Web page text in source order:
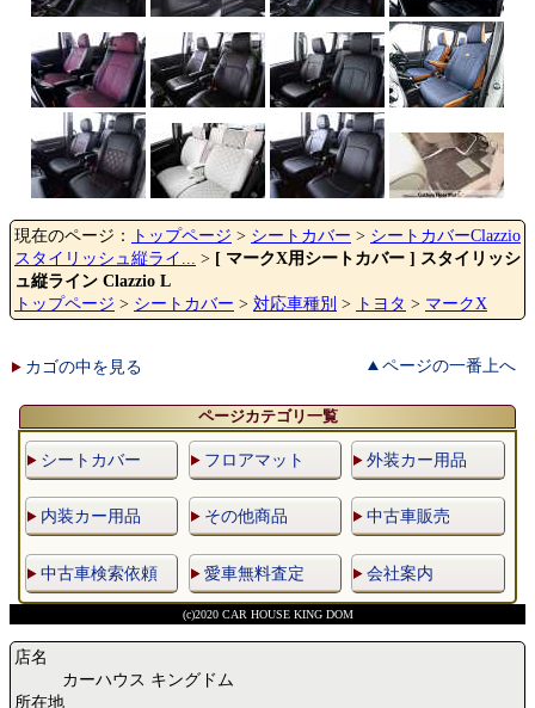
現在のページ： トップページ > シートカバー > シートカバーClazzio
スタイリッシュ縦ライ... > [ マークX用シートカバー ] スタイリッシ
ュ縦ライン Clazzio L
トップページ > シートカバー > 対応車種別 > トヨタ > マークX
カゴの中を見る ページの一番上へ
ページカテゴリ一覧
シートカバー フロアマット 外装カー用品
内装カー用品 その他商品 中古車販売
中古車検索依頼 愛車無料査定 会社案内
(c)2020 CAR HOUSE KING DOM
店名
カーハウス キングドム
所在地